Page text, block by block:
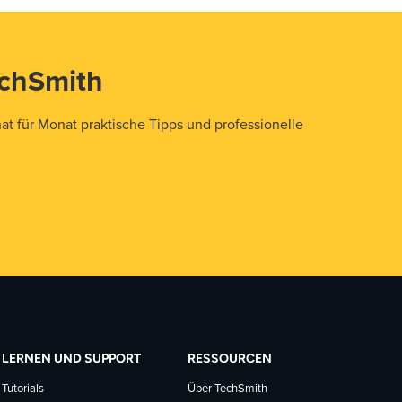
für Monat praktische Tipps und professionelle
LERNEN UND SUPPORT
Tutorials
RESSOURCEN
Über TechSmith